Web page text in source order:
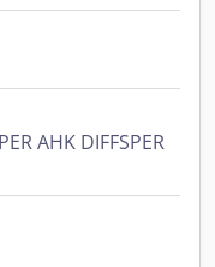
AHK DIFFSPER